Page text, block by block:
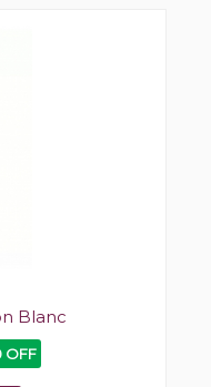
Blanc
OFF